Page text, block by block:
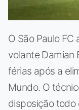
O São Paulo
volante Damian
férias após a
Mundo. O
disposição todo